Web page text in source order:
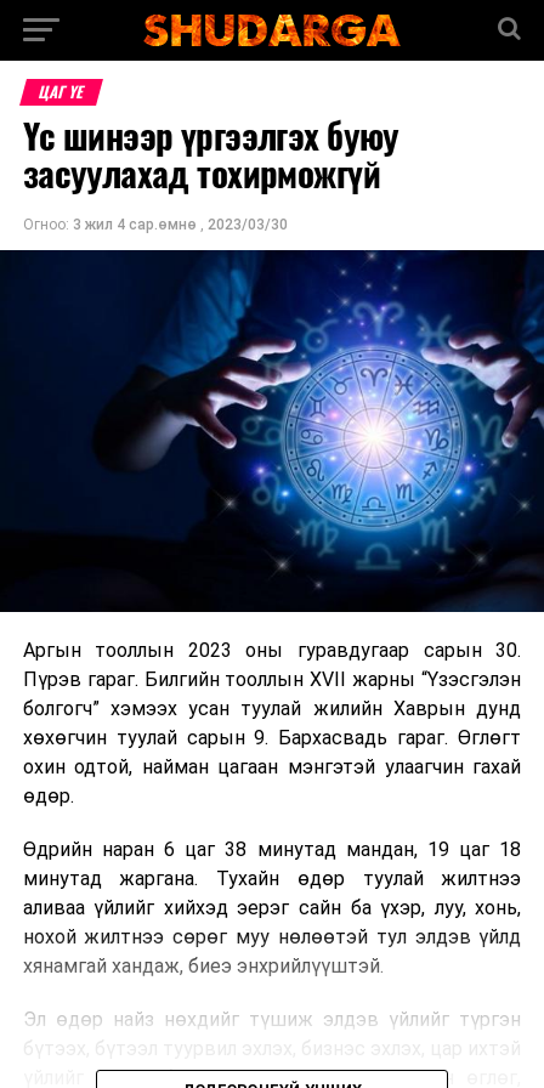
ЦАГ ҮЕ
Үс шинээр үргээлгэх буюу
засуулахад тохирможгүй
Огноо: 3 жил 4 сар.өмнө , 2023/03/30
Аргын тооллын 2023 оны гуравдугаар сарын 30.
Пүрэв гараг. Билгийн тооллын XVII жарны “Үзэсгэлэн
болгогч” хэмээх усан туулай жилийн Хаврын дунд
хөхөгчин туулай сарын 9. Бархасвадь гараг. Өглөгт
охин одтой, найман цагаан мэнгэтэй улаагчин гахай
өдөр.
Өдрийн наран 6 цаг 38 минутад мандан, 19 цаг 18
минутад жаргана. Тухайн өдөр туулай жилтнээ
аливаа үйлийг хийхэд эерэг сайн ба үхэр, луу, хонь,
нохой жилтнээ сөрөг муу нөлөөтэй тул элдэв үйлд
хянамгай хандаж, биеэ энхрийлүүштэй.
Эл өдөр найз нөхдийг түшиж элдэв үйлийг түргэн
үйлийг эхлэх, бясалгал хийх, доодсыг асран өглөг,